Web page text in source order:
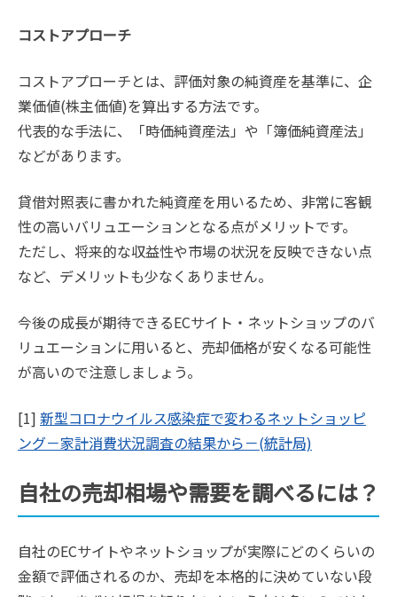
コストアプローチ
コストアプローチとは、評価対象の純資産を基準に、企
業価値(株主価値)を算出する方法です。
代表的な手法に、「時価純資産法」や「簿価純資産法」
などがあります。
貸借対照表に書かれた純資産を用いるため、非常に客観
性の高いバリュエーションとなる点がメリットです。
ただし、将来的な収益性や市場の状況を反映できない点
など、デメリットも少なくありません。
今後の成長が期待できるECサイト・ネットショップのバ
リュエーションに用いると、売却価格が安くなる可能性
が高いので注意しましょう。
[1] 新型コロナウイルス感染症で変わるネットショッピ
ング－家計消費状況調査の結果から－(統計局)
自社の売却相場や需要を調べるには？
自社のECサイトやネットショップが実際にどのくらいの
金額で評価されるのか、売却を本格的に決めていない段